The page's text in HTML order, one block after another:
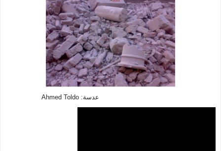
عدسة: Ahmed Toldo